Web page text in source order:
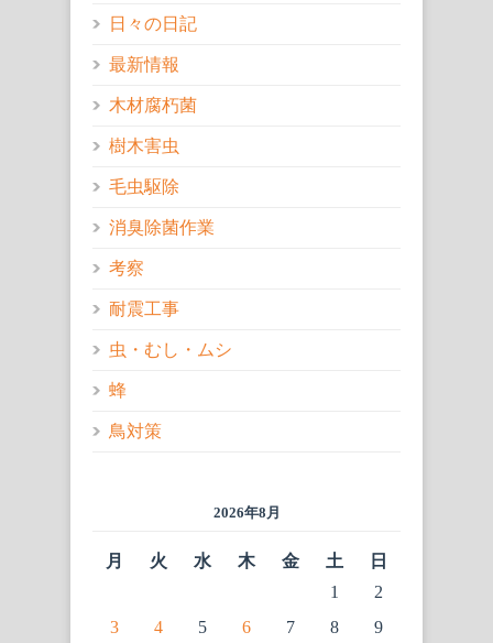
日々の日記
最新情報
木材腐朽菌
樹木害虫
毛虫駆除
消臭除菌作業
考察
耐震工事
虫・むし・ムシ
蜂
鳥対策
2026年8月
月 火 水 木 金 土
日
1
2
3
4 5 6 7 8 9